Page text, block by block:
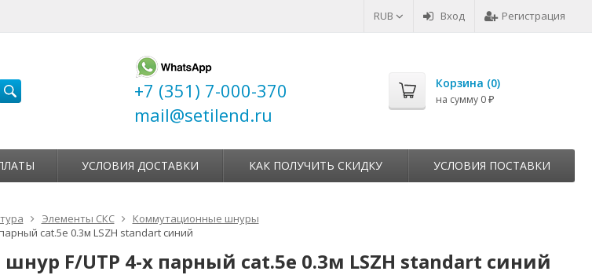
RUB Вход Регистрация
+7 (351) 7-000-370
mail@setilend.ru
Корзина (0)
на сумму 0 ₽
УСЛОВИЯ ДОСТАВКИ КАК ПОЛУЧИТЬ СКИДКУ УСЛОВИЯ ПОСТАВКИ
Элементы СКС
Коммутационные шнуры
cat.5e 0.3м LSZH standart синий
F/UTP 4-х парный cat.5e 0.3м LSZH standart синий